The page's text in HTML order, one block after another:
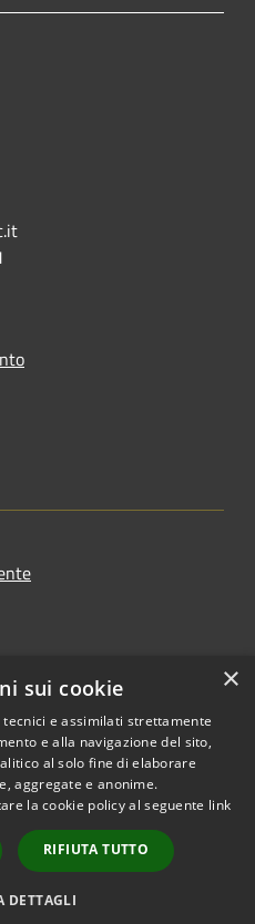
Copyright © 2026 • Comune di
Cellole • Powered by
Municipium•
Accesso
redazione
×
sui cookie
e assimilati strettamente
e alla navigazione del sito,
al solo fine di elaborare
aggregate e anonime.
la cookie policy al seguente link
RIFIUTA TUTTO
DETTAGLI